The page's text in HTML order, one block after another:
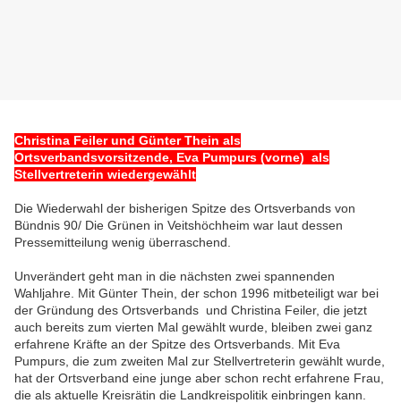
Christina Feiler und Günter Thein als
Ortsverbandsvorsitzende, Eva Pumpurs (vorne) als
Stellvertreterin wiedergewählt
Die Wiederwahl der bisherigen Spitze des Ortsverbands von
Bündnis 90/ Die Grünen in Veitshöchheim war laut dessen
Pressemitteilung wenig überraschend.
Unverändert geht man in die nächsten zwei spannenden
Wahljahre. Mit Günter Thein, der schon 1996 mitbeteiligt war bei
der Gründung des Ortsverbands und Christina Feiler, die jetzt
auch bereits zum vierten Mal gewählt wurde, bleiben zwei ganz
erfahrene Kräfte an der Spitze des Ortsverbands. Mit Eva
Pumpurs, die zum zweiten Mal zur Stellvertreterin gewählt wurde,
hat der Ortsverband eine junge aber schon recht erfahrene Frau,
die als aktuelle Kreisrätin die Landkreispolitik einbringen kann.